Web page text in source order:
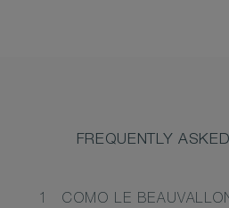
FREQUENTLY
1
COMO LE